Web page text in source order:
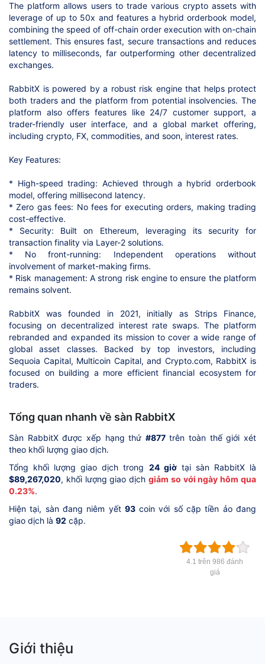
The platform allows users to trade various crypto assets with
leverage of up to 50x and features a hybrid orderbook model,
combining the speed of off-chain order execution with on-chain
settlement. This ensures fast, secure transactions and reduces
latency to milliseconds, far outperforming other decentralized
exchanges.
RabbitX is powered by a robust risk engine that helps protect
both traders and the platform from potential insolvencies. The
platform also offers features like 24/7 customer support, a
trader-friendly user interface, and a global market offering,
including crypto, FX, commodities, and soon, interest rates.
Key Features:
* High-speed trading: Achieved through a hybrid orderbook
model, offering millisecond latency.
* Zero gas fees: No fees for executing orders, making trading
cost-effective.
* Security: Built on Ethereum, leveraging its security for
transaction finality via Layer-2 solutions.
* No front-running: Independent operations without
involvement of market-making firms.
* Risk management: A strong risk engine to ensure the platform
remains solvent.
RabbitX was founded in 2021, initially as Strips Finance,
focusing on decentralized interest rate swaps. The platform
rebranded and expanded its mission to cover a wide range of
global asset classes. Backed by top investors, including
Sequoia Capital, Multicoin Capital, and Crypto.com, RabbitX is
focused on building a more efficient financial ecosystem for
traders.
Tổng quan nhanh về sàn RabbitX
Sàn RabbitX được xếp hạng thứ #877trên toàn thế giới xét
theo khối lượng giao dịch.
Tổng khối lượng giao dịch trong 24 giờtại sàn RabbitX là
$89,267,020, khối lượng giao dịch giảm so với ngày hôm qua
0.23%.
Hiện tại, sàn đang niêm yết 93coin với số cặp tiền ảo đang
giao dịch là 92 cặp.
4.1 trên 986 đánh
giá
Giới thiệu